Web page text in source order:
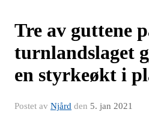
Tre av guttene
turnlandslaget
en styrkeøkt i
Postet av Njård den 5. jan 2021